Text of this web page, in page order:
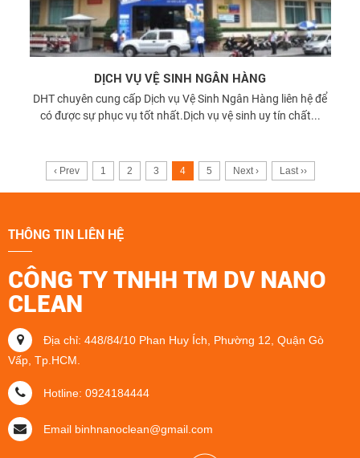
DỊCH VỤ VỆ SINH NGÂN HÀNG
DHT chuyên cung cấp Dịch vụ Vệ Sinh Ngân Hàng liên hệ để
có được sự phục vụ tốt nhất.Dịch vụ vệ sinh uy tín chất...
‹ Prev 1 2 3 4 5 Next › Last ››
THÔNG TIN LIÊN HỆ
CÔNG TY TNHH TM DV NANO
CLEAN
Địa chỉ: 448/84/10 Phan Huy Ích, Phường 12, Quận Gò
Vấp, Tp.HCM.
Hotline: 0924184444
Email binhnanoclean@gmail.com